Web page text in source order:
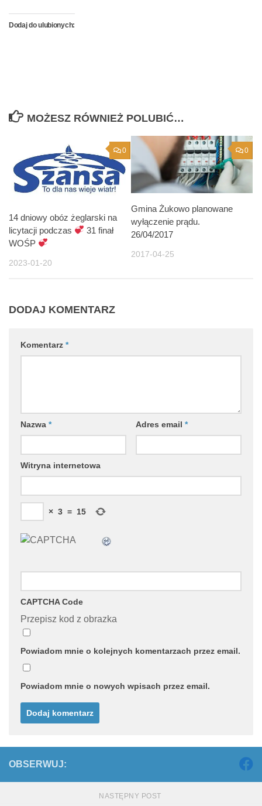
Dodaj do ulubionych:
MOŻESZ RÓWNIEŻ POLUBIĆ…
0
14 dniowy obóz żeglarski na
licytacji podczas
31 finał
WOŚP
2023-01-20
0
Gmina Żukowo planowane
wyłączenie prądu.
26/04/2017
2017-04-25
DODAJ KOMENTARZ
Komentarz *
Nazwa * Adres email *
Witryna internetowa
× 3 = 15
CAPTCHA Code
Przepisz kod z obrazka
Powiadom mnie o kolejnych komentarzach przez email.
Powiadom mnie o nowych wpisach przez email.
OBSERWUJ:
NASTĘPNY POST